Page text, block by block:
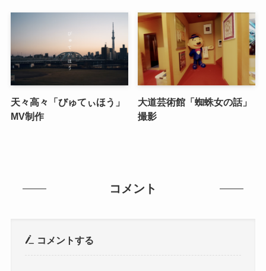
天々高々「びゅてぃほう」
MV制作
大道芸術館「蜘蛛女の話」
撮影
コメント
コメントする